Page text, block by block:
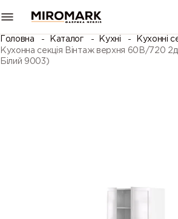
Головна Каталог Кухні
Кухонні
Кухонна секція Вінтаж верхня 60В/720
Білий 9003)